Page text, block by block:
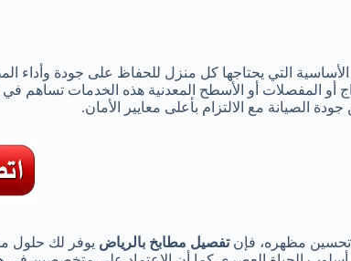
الأساسية التي يحتاجها كل منزل للحفاظ على جودة وأداء
أو المفصلات أو الأسطح المعدنية هذه الخدمات تساهم
الصيانة مع الالتزام بأعلى معايير الأمان.
تحسين مظهره، فإنتفصيل مطابخ بالرياض يوفر لك حلول